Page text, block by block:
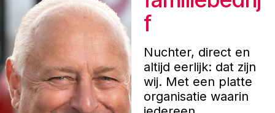
f
Nuchter, direct en
altijd eerlijk: dat zijn
wij. Met een platte
organisatie waarin